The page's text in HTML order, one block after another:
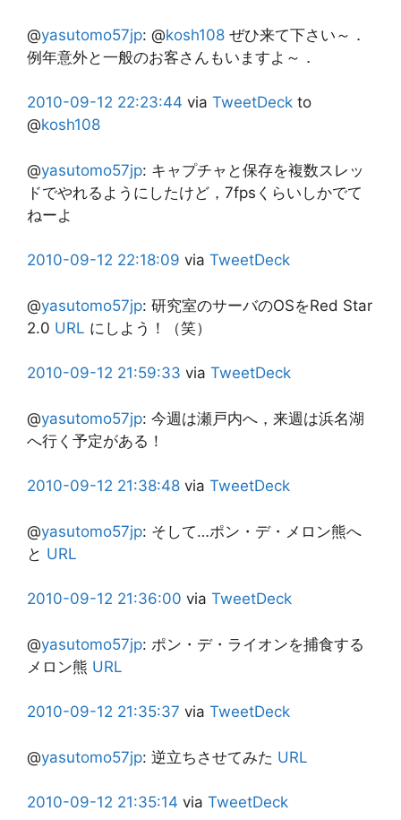
@yasutomo57jp: @kosh108 ぜひ来て下さい～．
例年意外と一般のお客さんもいますよ～．
2010-09-12 22:23:44 via TweetDeck to
@kosh108
@yasutomo57jp: キャプチャと保存を複数スレッ
ドでやれるようにしたけど，7fpsくらいしかでて
ねーよ
2010-09-12 22:18:09 via TweetDeck
@yasutomo57jp: 研究室のサーバのOSをRed Star
2.0 URL にしよう！（笑）
2010-09-12 21:59:33 via TweetDeck
@yasutomo57jp: 今週は瀬戸内へ，来週は浜名湖
へ行く予定がある！
2010-09-12 21:38:48 via TweetDeck
@yasutomo57jp: そして…ポン・デ・メロン熊へ
と URL
2010-09-12 21:36:00 via TweetDeck
@yasutomo57jp: ポン・デ・ライオンを捕食する
メロン熊 URL
2010-09-12 21:35:37 via TweetDeck
@yasutomo57jp: 逆立ちさせてみた URL
2010-09-12 21:35:14 via TweetDeck